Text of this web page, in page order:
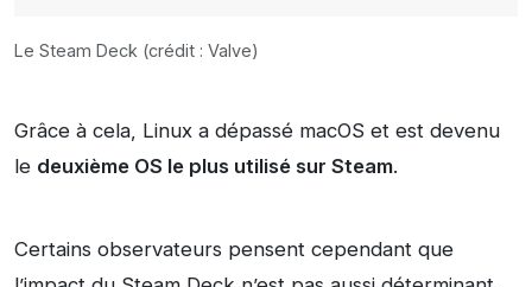
Le Steam Deck (crédit : Valve)
Grâce à cela, Linux a dépassé macOS et est devenu
le deuxième OS le plus utilisé sur Steam.
Certains observateurs pensent cependant que